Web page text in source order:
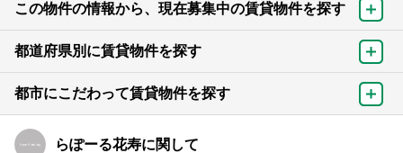
この物件の情報から、現在募集中の賃貸物件を探す
都道府県別に賃貸物件を探す
都市にこだわって賃貸物件を探す
らぽーる花寿に関して